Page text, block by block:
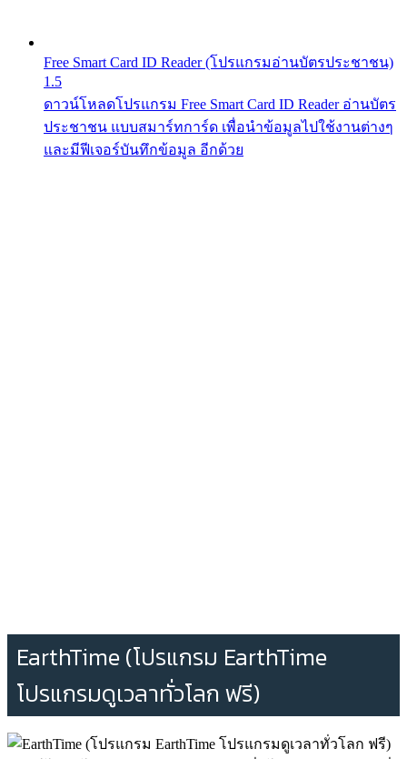
Free Smart Card ID Reader (โปรแกรมอ่านบัตรประชาชน)
1.5
ดาวน์โหลดโปรแกรม Free Smart Card ID Reader อ่านบัตร
ประชาชน แบบสมาร์ทการ์ด เพื่อนำข้อมูลไปใช้งานต่างๆ
และมีฟีเจอร์บันทึกข้อมูล อีกด้วย
EarthTime (โปรแกรม EarthTime
โปรแกรมดูเวลาทั่วโลก ฟรี)